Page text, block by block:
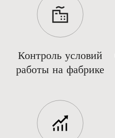
Контроль условий
работы на фабрике